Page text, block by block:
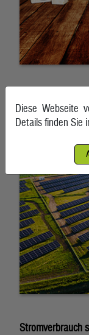
Wasserkraft
Stromverbrauch
Diese Webseite
Details finden Sie